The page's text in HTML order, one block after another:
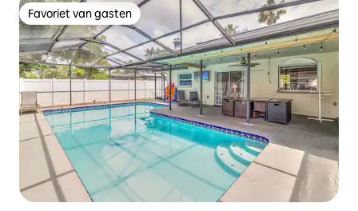
Favoriet van gasten
Favoriet van gasten